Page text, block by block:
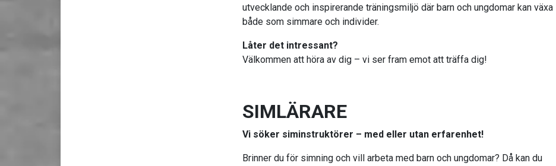
utvecklande och inspirerande träningsmiljö där barn och ungdomar kan växa
både som simmare och individer.
Låter det intressant?
Välkommen att höra av dig – vi ser fram emot att träffa dig!
SIMLÄRARE
Vi söker siminstruktörer – med eller utan erfarenhet!
Brinner du för simning och vill arbeta med barn och ungdomar? Då kan du